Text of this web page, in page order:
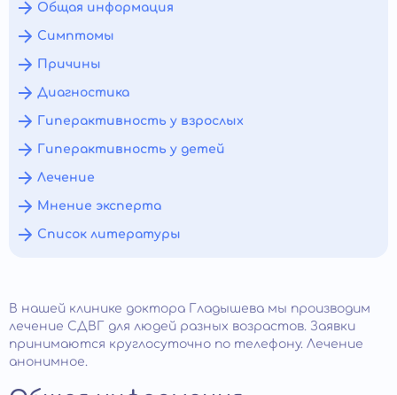
Общая информация
Симптомы
Причины
Диагностика
Гиперактивность у взрослых
Гиперактивность у детей
Лечение
Мнение эксперта
Список литературы
В нашей клинике доктора Гладышева мы производим
лечение СДВГ для людей разных возрастов. Заявки
принимаются круглосуточно по телефону. Лечение
анонимное.